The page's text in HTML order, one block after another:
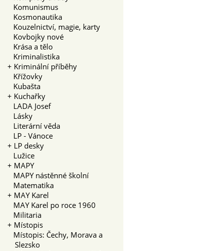
Komunismus
Kosmonautika
Kouzelnictví, magie, karty
Kovbojky nové
Krása a tělo
Kriminalistika
+ Kriminální příběhy
Křížovky
Kubašta
+ Kuchařky
LADA Josef
Lásky
Literární věda
LP - Vánoce
+ LP desky
Lužice
+ MAPY
MAPY nástěnné školní
Matematika
+ MAY Karel
MAY Karel po roce 1960
Militaria
+ Místopis
Místopis: Čechy, Morava a
Slezsko